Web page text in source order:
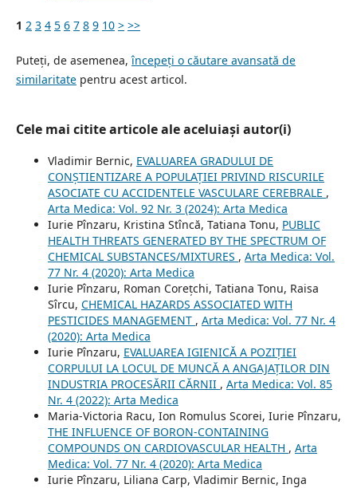
1 2 3 4 5 6 7 8 9 10 > >>
Puteți, de asemenea,începeți o căutare avansată de
similaritatepentru acest articol.
Cele mai citite articole ale aceluiași autor(i)
Vladimir Bernic, EVALUAREA GRADULUI DE
CONȘTIENTIZARE A POPULAȚIEI PRIVIND RISCURILE
ASOCIATE CU ACCIDENTELE VASCULARE CEREBRALE ,
Arta Medica: Vol. 92 Nr. 3 (2024): Arta Medica
Iurie Pînzaru, Kristina Stîncă, Tatiana Tonu, PUBLIC
HEALTH THREATS GENERATED BY THE SPECTRUM OF
CHEMICAL SUBSTANCES/MIXTURES , Arta Medica: Vol.
77 Nr. 4 (2020): Arta Medica
Iurie Pînzaru, Roman Corețchi, Tatiana Tonu, Raisa
Sîrcu, CHEMICAL HAZARDS ASSOCIATED WITH
PESTICIDES MANAGEMENT , Arta Medica: Vol. 77 Nr. 4
(2020): Arta Medica
Iurie Pînzaru, EVALUAREA IGIENICĂ A POZIȚIEI
CORPULUI LA LOCUL DE MUNCĂ A ANGAJAȚILOR DIN
INDUSTRIA PROCESĂRII CĂRNII , Arta Medica: Vol. 85
Nr. 4 (2022): Arta Medica
Maria-Victoria Racu, Ion Romulus Scorei, Iurie Pînzaru,
THE INFLUENCE OF BORON-CONTAINING
COMPOUNDS ON CARDIOVASCULAR HEALTH , Arta
Medica: Vol. 77 Nr. 4 (2020): Arta Medica
Iurie Pînzaru, Liliana Carp, Vladimir Bernic, Inga